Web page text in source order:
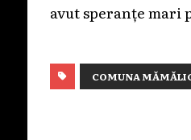
avut speranțe
COMUNA